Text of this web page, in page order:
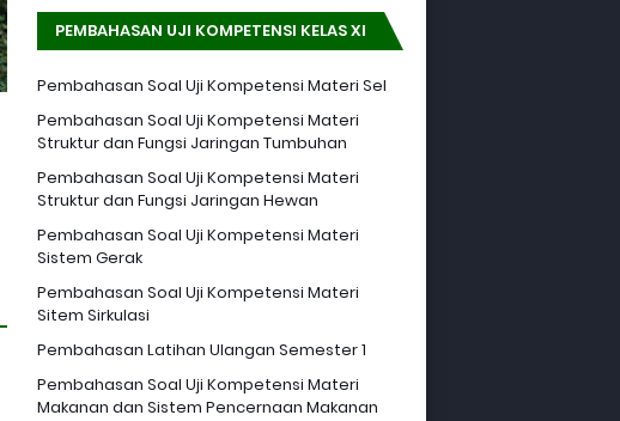
PEMBAHASAN UJI KOMPETENSI KELAS XI
Pembahasan Soal Uji Kompetensi Materi Sel
Pembahasan Soal Uji Kompetensi Materi
Struktur dan Fungsi Jaringan Tumbuhan
Pembahasan Soal Uji Kompetensi Materi
Struktur dan Fungsi Jaringan Hewan
Pembahasan Soal Uji Kompetensi Materi
Sistem Gerak
Pembahasan Soal Uji Kompetensi Materi
Sitem Sirkulasi
Pembahasan Latihan Ulangan Semester 1
Pembahasan Soal Uji Kompetensi Materi
Makanan dan Sistem Pencernaan Makanan